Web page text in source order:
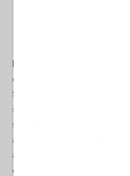
distruzione dell’Iraq, era
Stato arabo in grado di
sostenere la causa
soprattutto di Erdogan.
agente per procura,
assolutamente in linea con i
espressioni del dominio